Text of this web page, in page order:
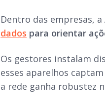
Dentro das empresas, a
dados para orientar
Os gestores instalam
esses aparelhos
a rede ganha robustez